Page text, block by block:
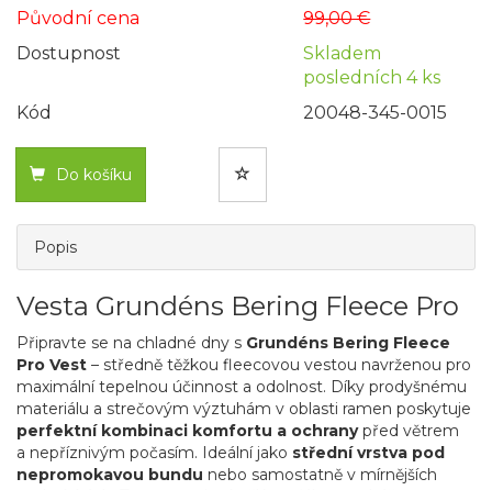
Původní cena
99,00 €
Dostupnost
Skladem
posledních 4 ks
Kód
20048-345-0015
Do košíku
Popis
Vesta Grundéns Bering Fleece Pro
Připravte se na chladné dny s Grundéns Bering Fleece
Pro Vest – středně těžkou fleecovou vestou navrženou pro
maximální tepelnou účinnost a odolnost. Díky prodyšnému
materiálu a strečovým výztuhám v oblasti ramen poskytuje
perfektní kombinaci komfortu a ochranypřed větrem
a nepříznivým počasím. Ideální jako střední vrstva pod
nepromokavou bundu nebo samostatně v mírnějších